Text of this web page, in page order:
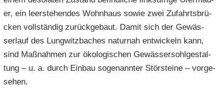
er, ein leer­ste­hen­des Wohn­haus sowie zwei Zu­fahrts­brü­
cken voll­stän­dig zu­rück­ge­baut. Damit sich der Ge­wäs­
ser­lauf des Lung­witz­ba­ches na­tur­nah ent­wi­ckeln kann,
sind Maß­nah­men zur öko­lo­gi­schen Ge­wäs­ser­sohl­ge­stal­
tung – u. a. durch Ein­bau so­ge­nann­ter Stör­stei­ne – vor­ge­
se­hen.